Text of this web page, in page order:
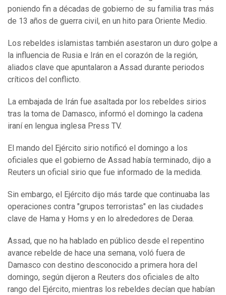
poniendo fin a décadas de gobierno de su familia tras más
de 13 años de guerra civil, en un hito para Oriente Medio.
Los rebeldes islamistas también asestaron un duro golpe a
la influencia de Rusia e Irán en el corazón de la región,
aliados clave que apuntalaron a Assad durante periodos
críticos del conflicto.
La embajada de Irán fue asaltada por los rebeldes sirios
tras la toma de Damasco, informó el domingo la cadena
iraní en lengua inglesa Press TV.
El mando del Ejército sirio notificó el domingo a los
oficiales que el gobierno de Assad había terminado, dijo a
Reuters un oficial sirio que fue informado de la medida.
Sin embargo, el Ejército dijo más tarde que continuaba las
operaciones contra "grupos terroristas" en las ciudades
clave de Hama y Homs y en lo alrededores de Deraa.
Assad, que no ha hablado en público desde el repentino
avance rebelde de hace una semana, voló fuera de
Damasco con destino desconocido a primera hora del
domingo, según dijeron a Reuters dos oficiales de alto
rango del Ejército, mientras los rebeldes decían que habían